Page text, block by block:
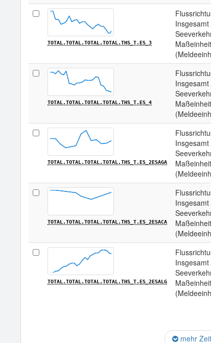
TOTAL.TOTAL.TOTAL.TOTAL.THS_T.ES_3
TOTAL.TOTAL.TOTAL.TOTAL.THS_T.ES_4
TOTAL.TOTAL.TOTAL.TOTAL.THS_T.ES_2ESAGA
TOTAL.TOTAL.TOTAL.TOTAL.THS_T.ES_2ESACA
TOTAL.TOTAL.TOTAL.TOTAL.THS_T.ES_2ESALG
mehr